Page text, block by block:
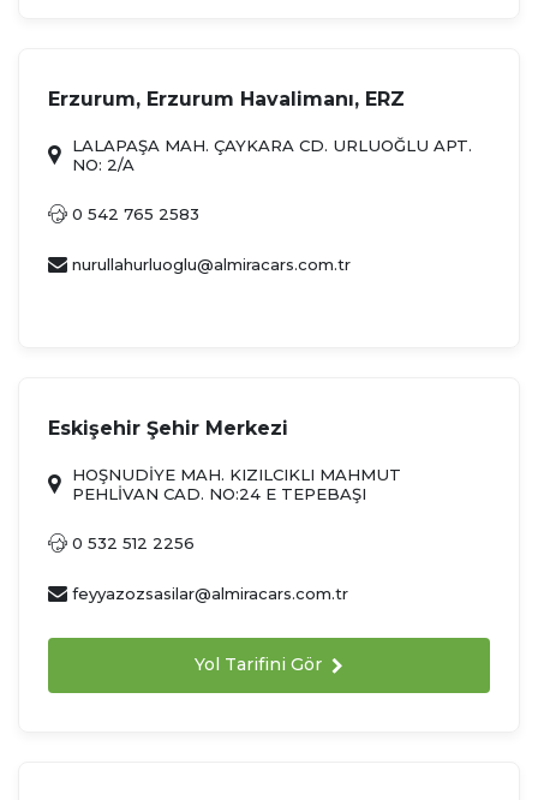
Erzurum, Erzurum Havalimanı, ERZ
LALAPAŞA MAH. ÇAYKARA CD. URLUOĞLU APT.
NO: 2/A
0 542 765 2583
nurullahurluoglu@almiracars.com.tr
Eskişehir Şehir Merkezi
HOŞNUDİYE MAH. KIZILCIKLI MAHMUT
PEHLİVAN CAD. NO:24 E TEPEBAŞI
0 532 512 2256
feyyazozsasilar@almiracars.com.tr
Yol Tarifini Gör